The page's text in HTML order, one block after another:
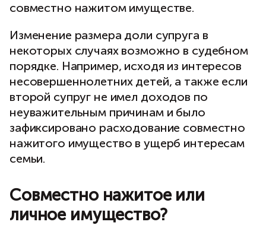
совместно нажитом имуществе.
Изменение размера доли супруга в
некоторых случаях возможно в судебном
порядке. Например, исходя из интересов
несовершеннолетних детей, а также если
второй супруг не имел доходов по
неуважительным причинам и было
зафиксировано расходование совместно
нажитого имущество в ущерб интересам
семьи.
Совместно нажитое или
личное имущество?